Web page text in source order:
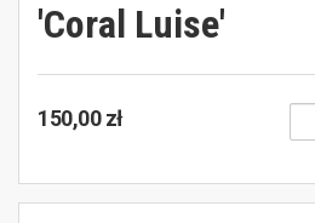
'Coral Luise'
150,00 zł